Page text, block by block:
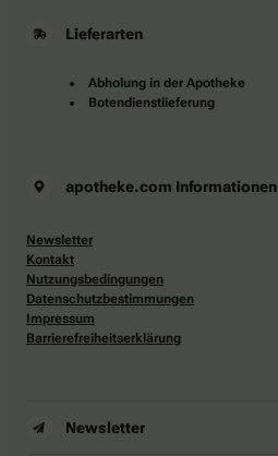
Lieferarten
Abholung in der Apotheke
Botendienstlieferung
apotheke.com Informationen
Newsletter
Kontakt
Nutzungsbedingungen
Datenschutzbestimmungen
Impressum
Barrierefreiheitserklärung
Newsletter